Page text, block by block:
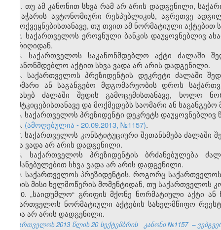
1. თუ ამ კანონით სხვა რამ არ არის დადგენილი,
და აჭარის ავტონომიური რესპუბლიკის, აგრეთვე
გამოქვეყნებისთანავე, თუ თვით ამ ნორმატიული
2. საქართველოს ეროვნული ბანკის დაუყოვნებლივ
თარიღიდან.
3. საქართველოს საკანონმდებლო აქტი ძალაში
საკანონმდებლო აქტით სხვა ვადა არ არის დადგენილი.
4. საქართველოს პრეზიდენტის დეკრეტი ძალაში
საომარი ან საგანგებო მდგომარეობის დროს
შესახებ ძალაში შედის გამოცემისთანავე, ხოლო
დამტკიცებისთანავე და მოქმედებს საომარი ან
5. საქართველოს პრეზიდენტი დეკრეტს
6. (ამოღებულია - 20.09.2013, №1157).
7. საქართველოს კონსტიტუციური შეთანხმება ძალაში
სხვა ვადა არ არის დადგენილი.
8. საქართველოს პრეზიდენტის ბრძანებულება
ბრძანებულებით სხვა ვადა არ არის დადგენილი.
9. საქართველოს პრეზიდენტის, როგორც
შედის მისი ხელმოწერის მომენტიდან, თუ საქართველოს
10. „საიდუმლო“ გრიფის მქონე ნორმატიული აქტი
საქართველოს ნორმატიული აქტების სახელმწიფო
ვადა არ არის დადგენილი.
საქართველოს 2013 წლის 20 სექტემბრის კანონი №1157 –